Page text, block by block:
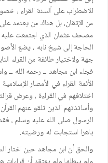
الاضطراب على ألسنة القراء ،
من الإتقان، بل هناك من يعتمد
مصحف عثمان الذي اجتمعت عليه
الحاجة إلى شيخ نابه ، يضع
جهة ولاختيار طائفة من القراء
فجاء ابن مجاهد ــ رحمه الله
الأئمة القراء في الأمصار
اختلافهم في القراءة ، وعرض
وأساتذتهم الذين تلقو عنهم
الرسول صلى الله عليه وسلم ،
باهرا استجابت له ورضيته.
والحق أن ابن مجاهد حين اختار